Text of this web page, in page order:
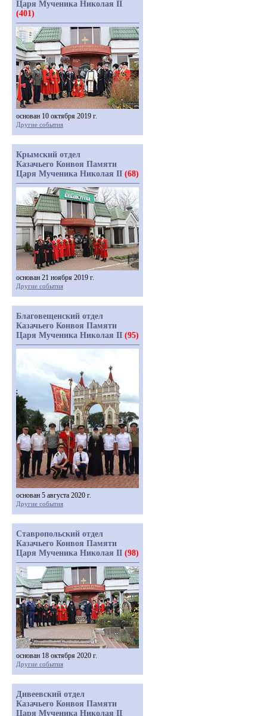
Царя Мученика Николая II
(401)
основан 10 октября 2019 г.
Другие события
Крымский отдел
Казачьего Конвоя Памяти
Царя Мученика Николая II (68)
основан 21 ноября 2019 г.
Другие события
Благовещенский отдел
Казачьего Конвоя Памяти
Царя Мученика Николая II (95)
основан 5 августа 2020 г.
Другие события
Ставропольский отдел
Казачьего Конвоя Памяти
Царя Мученика Николая II (98)
основан 18 октября 2020 г.
Другие события
Дивеевский отдел
Казачьего Конвоя Памяти
Царя Мученика Николая II